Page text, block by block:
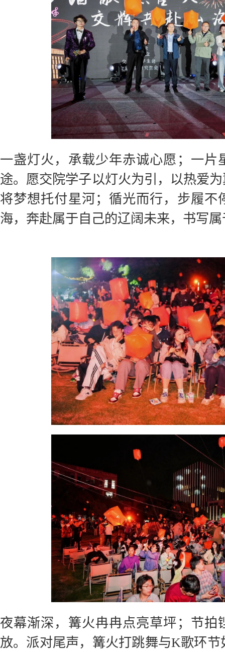
一盏灯火，承载少年赤诚心愿；一片
途。愿交院学子以灯火为引，以热爱
将梦想托付星河；循光而行，步履不
海，奔赴属于自己的辽阔未来，书写
夜幕渐深，篝火冉冉点亮草坪；节拍
放。派对尾声，篝火打跳舞与K歌环